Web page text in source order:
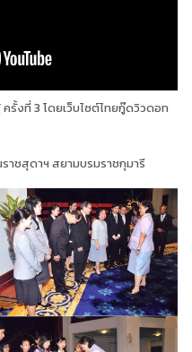
รั้งที่ 3 โดยเว็บไซต์ไทยกู๊ดวิวดอท
าชสุดาฯ สยามบรมราชกุมารี